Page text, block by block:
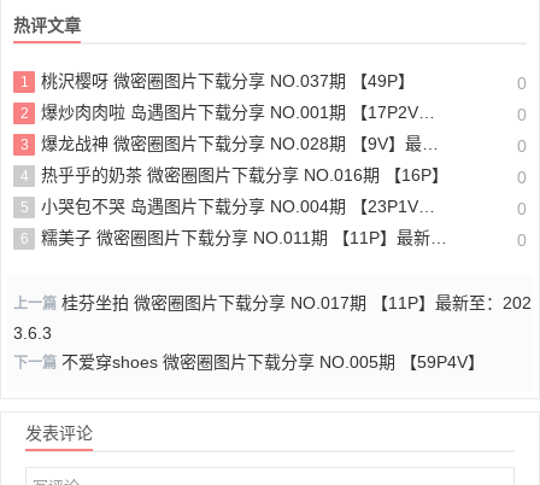
热评文章
1 桃沢樱呀 微密圈图片下载分享 NO.037期 【49P】 0
2 爆炒肉肉啦 岛遇图片下载分享 NO.001期 【17P2V】最新至：2025.6.16 0
3 爆龙战神 微密圈图片下载分享 NO.028期 【9V】最新至：2023.11.22 0
4 热乎乎的奶茶 微密圈图片下载分享 NO.016期 【16P】 0
5 小哭包不哭 岛遇图片下载分享 NO.004期 【23P1V】最新至：2025.6.22 0
6 糯美子 微密圈图片下载分享 NO.011期 【11P】最新至：2023.11.24 0
上一篇 桂芬坐拍 微密圈图片下载分享 NO.017期 【11P】最新至：202
3.6.3
下一篇 不爱穿shoes 微密圈图片下载分享 NO.005期 【59P4V】
发表评论